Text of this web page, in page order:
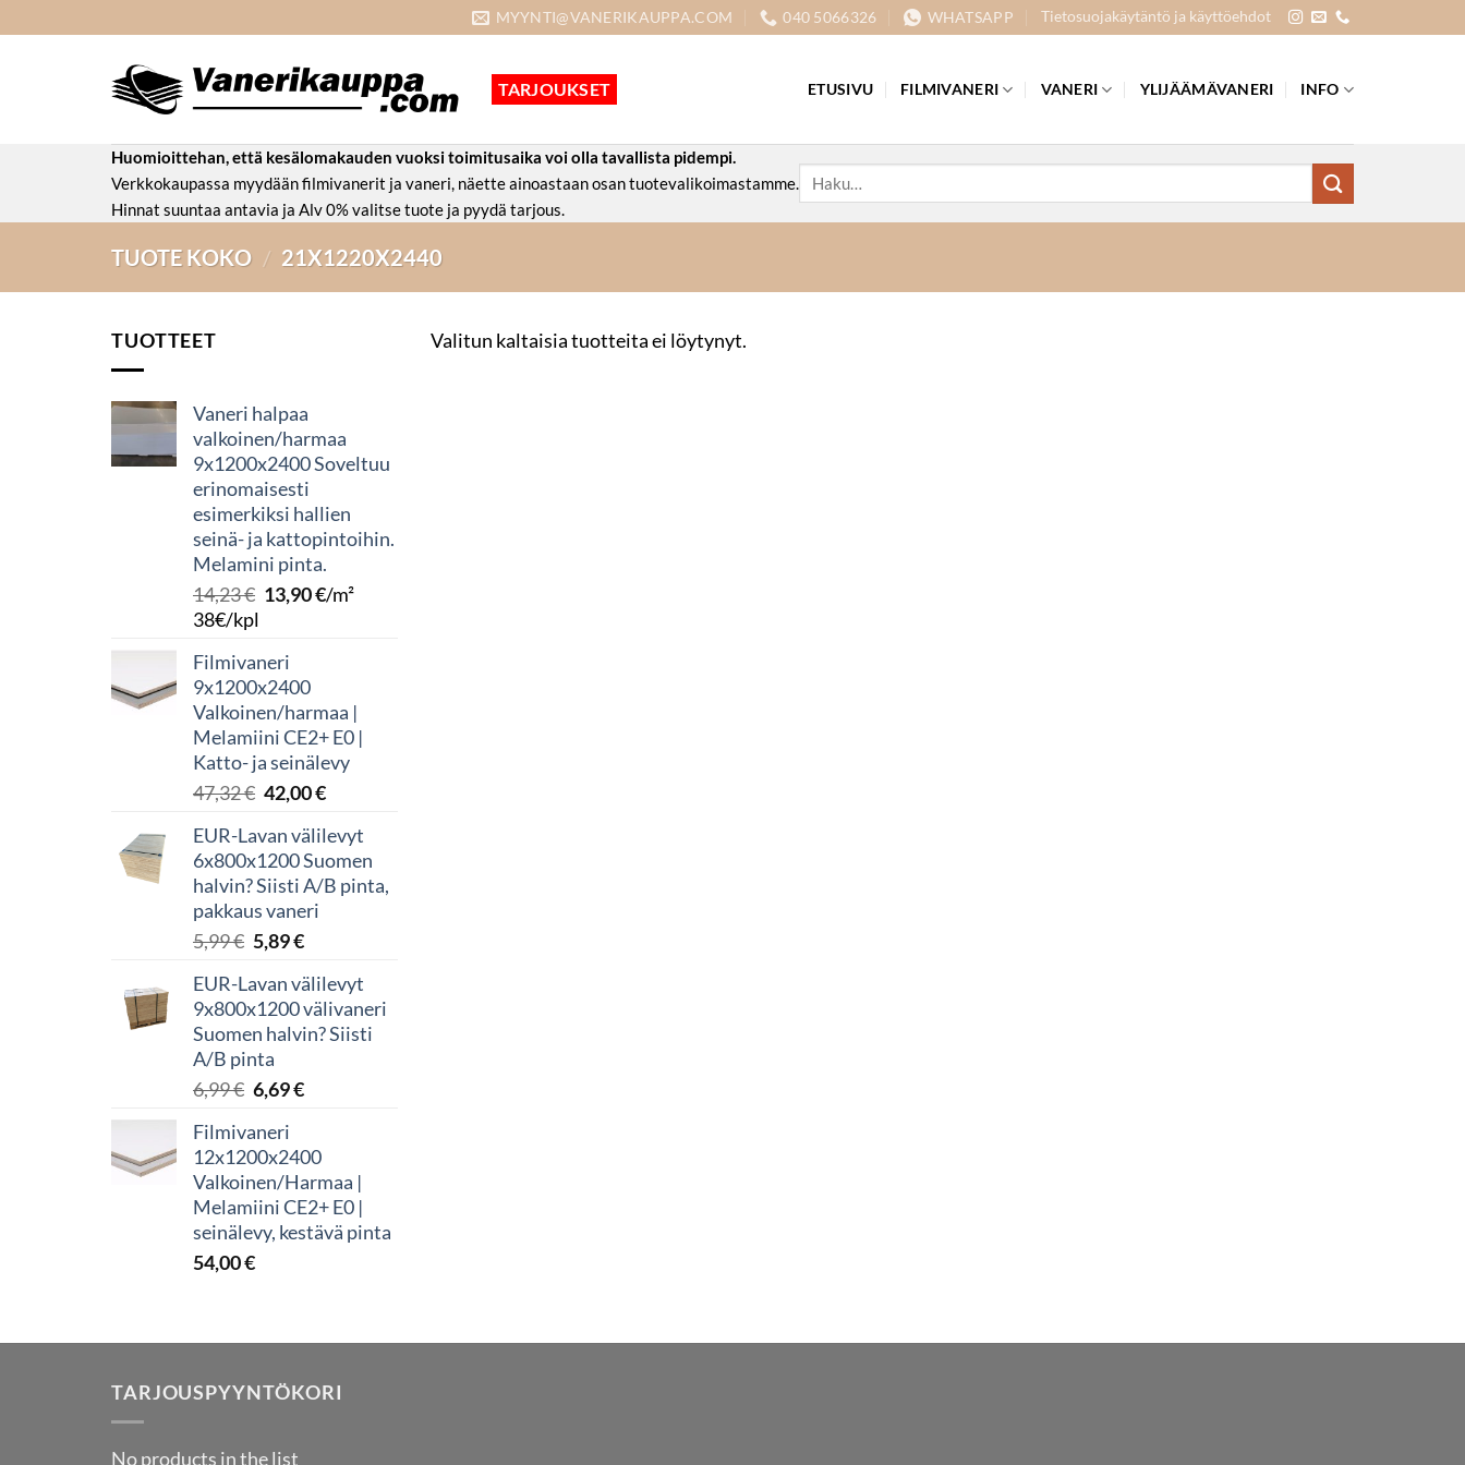
MYYNTI@VANERIKAUPPA.COM 040 5066326 WHATSAPP Tietosuojakäytäntö ja käyttöehdot
TARJOUKSET ETUSIVU FILMIVANERI VANERI YLIJÄÄMÄVANERI INFO
Huomioittehan, että kesälomakauden vuoksi toimitusaika voi olla tavallista pidempi.
Verkkokaupassa myydään filmivanerit ja vaneri, näette ainoastaan osan tuotevalikoimastamme.
Hinnat suuntaa antavia ja Alv 0% valitse tuote ja pyydä tarjous.
TUOTE KOKO / 21X1220X2440
TUOTTEET
Vaneri halpaa
valkoinen/harmaa
9x1200x2400 Soveltuu
erinomaisesti
esimerkiksi hallien
seinä- ja kattopintoihin.
Melamini pinta.
14,23€ Alkuperäinen
14,23 €.
13,90€Nykyinen
/m²
38€/kpl
Filmivaneri
9x1200x2400
Valkoinen/harmaa |
Melamiini CE2+ E0 |
Katto- ja seinälevy
47,32€ Alkuperäinen
oli:
47,32 €.
42,00€Nykyinen
on:
42,00 €.
EUR-Lavan välilevyt
6x800x1200 Suomen
halvin? Siisti A/B pinta,
pakkaus vaneri
5,99€ Alkuperäinen
oli:
5,99 €.
5,89€Nykyinen
on:
5,89 €.
EUR-Lavan välilevyt
9x800x1200 välivaneri
Suomen halvin? Siisti
A/B pinta
6,99€ Alkuperäinen
oli:
6,99 €.
6,69€Nykyinen
6,69 €.
Filmivaneri
12x1200x2400
Valkoinen/Harmaa |
Melamiini CE2+ E0 |
seinälevy, kestävä pinta
54,00€
Valitun kaltaisia tuotteita ei löytynyt.
TARJOUSPYYNTÖKORI
No products in the list